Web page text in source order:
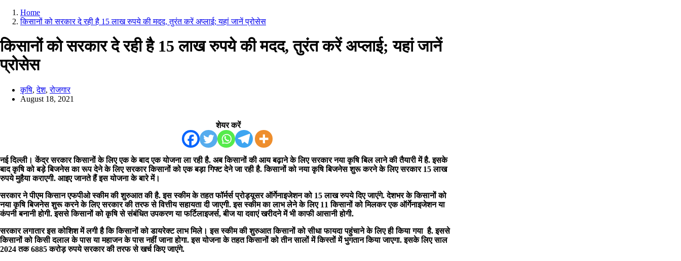
Home
किसानों को सरकार दे रही है 15 लाख रुपये की मदद, तुरंत करें अप्लाई; यहां जानें प्रोसेस
किसानों को सरकार दे रही है 15 लाख रुपये की मदद, तुरंत करें अप्लाई; यहां जानें
प्रोसेस
कृषि,देश,रोजगार
August 18, 2021
शेयर करें
नई दिल्ली। केंद्र सरकार किसानों के लिए एक के बाद एक योजना ला रही है. अब किसानों की आय बढ़ाने के लिए सरकार नया कृषि बिल लाने की तैयारी में है. इसके
बाद कृषि को बड़े बिजनेस का रूप देने के लिए सरकार किसानों को एक बड़ा गिफ्ट देने जा रही है. किसानों को नया कृषि बिजनेस शुरू करने के लिए सरकार 15 लाख
रुपये मुहैया कराएगी. आइए जानते हैं इस योजना के बारे में।
सरकार ने पीएम किसान एफपीओ स्कीम की शुरुआत की है. इस स्कीम के तहत फॉर्मर्स प्रोड्यूसर ऑर्गेनाइजेशन को 15 लाख रुपये दिए जाएंगे. देशभर के किसानों को
नया कृषि बिजनेस शुरू करने के लिए सरकार की तरफ से वित्तीय सहायता दी जाएगी. इस स्कीम का लाभ लेने के लिए 11 किसानों को मिलकर एक ऑर्गेनाइजेशन या
कंपनी बनानी होगी. इससे किसानों को कृषि से संबंधित उपकरण या फर्टिलाइजर्स, बीज या दवाएं खरीदने में भी काफी आसानी होगी.
सरकार लगातार इस कोशिश में लगी है कि किसानों को डायरेक्ट लाभ मिले। इस स्कीम की शुरुआत किसानों को सीधा फायदा पहुंचाने के लिए ही किया गया है. इससे
किसानों को किसी दलाल के पास या महाजन के पास नहीं जाना होगा. इस योजना के तहत किसानों को तीन सालों में किस्तों में भुगतान किया जाएगा. इसके लिए साल
2024 तक 6885 करोड़ रुपये सरकार की तरफ से खर्च किए जाएंगे.